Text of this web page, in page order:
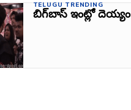
TELUGU TRENDING
బిగ్‌బాస్‌ ఇంట్లో దెయ్యం